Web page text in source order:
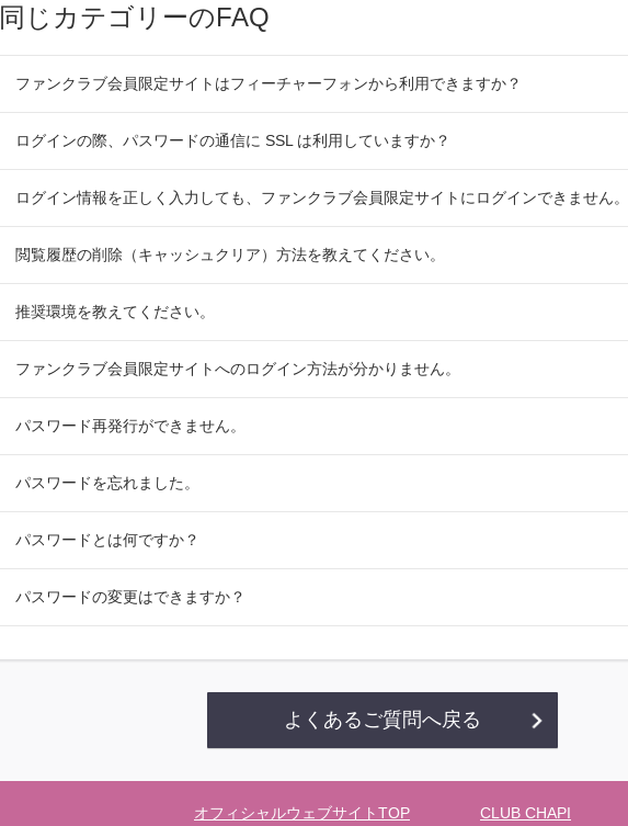
同じカテゴリーのFAQ
ファンクラブ会員限定サイトはフィーチャーフォンから利用できますか？
ログインの際、パスワードの通信に SSL は利用していますか？
ログイン情報を正しく入力しても、ファンクラブ会員限定サイトにログインできません。
閲覧履歴の削除（キャッシュクリア）方法を教えてください。
推奨環境を教えてください。
ファンクラブ会員限定サイトへのログイン方法が分かりません。
パスワード再発行ができません。
パスワードを忘れました。
パスワードとは何ですか？
パスワードの変更はできますか？
よくあるご質問へ戻る
オフィシャルウェブサイトTOP CLUB CHAPI